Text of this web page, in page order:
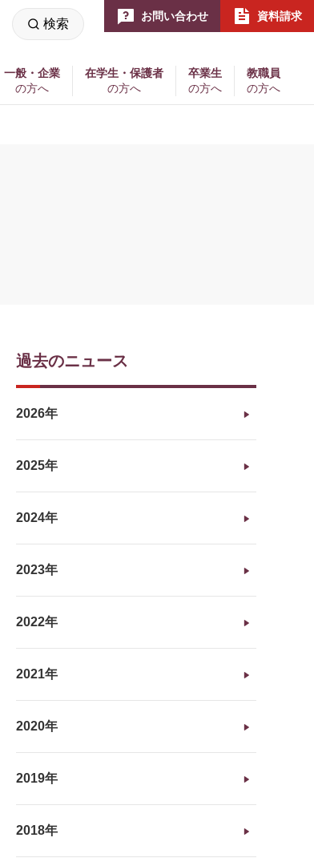
検索
お問い合わせ 資料請求
一般・企業
の方へ
在学生・保護者
の方へ
卒業生
の方へ
教職員
の方へ
過去のニュース
2026年
2025年
2024年
2023年
2022年
2021年
2020年
2019年
2018年